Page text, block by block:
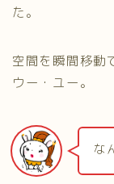
た。
空間を瞬間移動
ウー・ユー。
な